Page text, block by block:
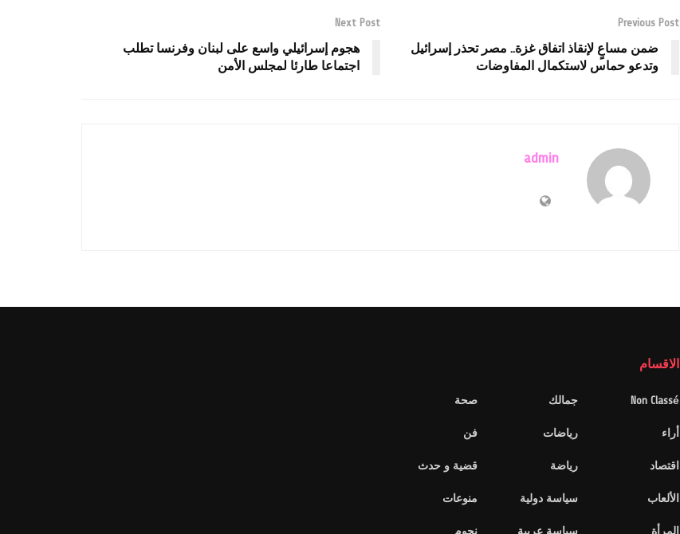
Previous Post
ضمن مساعٍ لإنقاذ اتفاق غزة.. مصر تحذر إسرائيل
وتدعو حماس لاستكمال المفاوضات
Next Post
هجوم إسرائيلي واسع على لبنان وفرنسا تطلب
اجتماعا طارئا لمجلس الأمن
admin
الاقسام
Non Classé
أراء
اقتصاد
الألعاب
جمالك
رياضات
رياضة
سياسة دولية
صحة
فن
قضية و حدث
منوعات